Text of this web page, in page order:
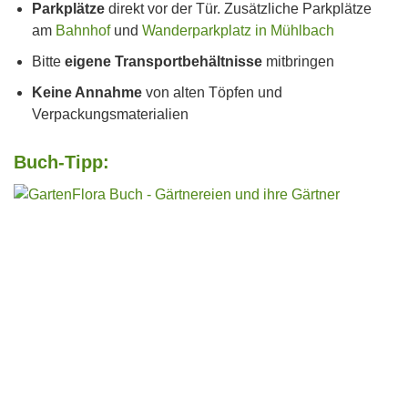
Parkplätze direkt vor der Tür. Zusätzliche Parkplätze
am Bahnhofund Wanderparkplatz in Mühlbach
Bitte eigene Transportbehältnisse mitbringen
Keine Annahme von alten Töpfen und
Verpackungsmaterialien
Buch-Tipp: